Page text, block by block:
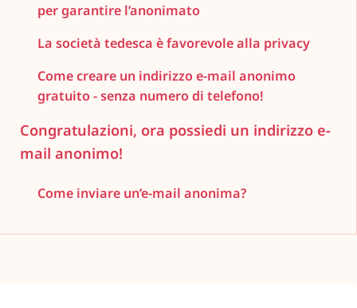
per garantire l’anonimato
La società tedesca è favorevole alla privacy
Come creare un indirizzo e-mail anonimo
gratuito - senza numero di telefono!
Congratulazioni, ora possiedi un indirizzo e-
mail anonimo!
Come inviare un’e-mail anonima?